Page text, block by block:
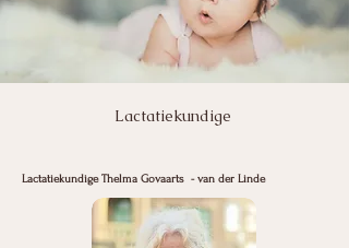
Lactatiekundige
Lactatiekundige Thelma Govaarts - van der Linde